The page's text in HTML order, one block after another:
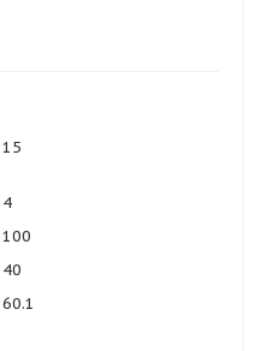
15
4
100
40
60.1